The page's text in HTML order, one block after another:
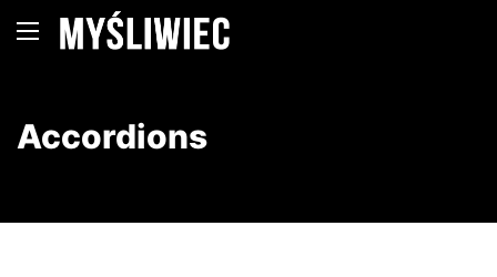
Accordions